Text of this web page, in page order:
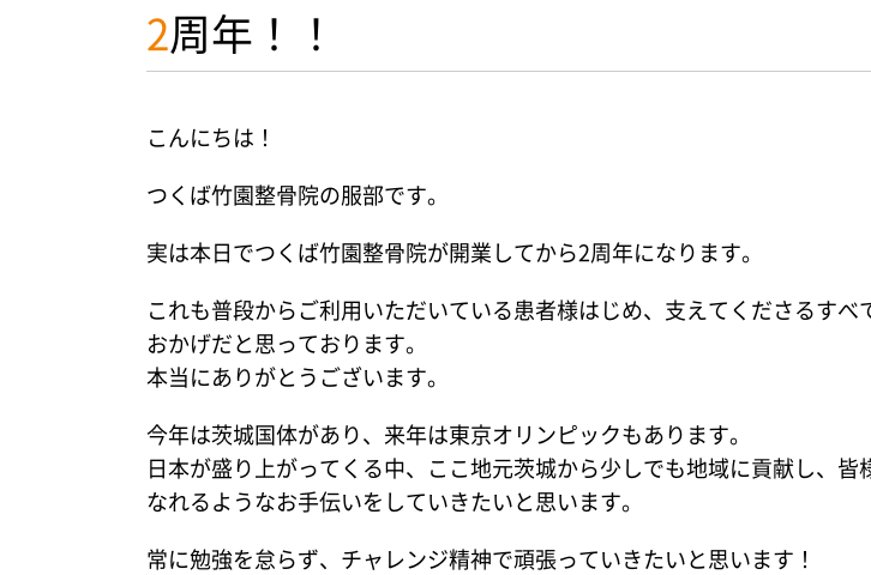
2周年！！
こんにちは！
つくば竹園整骨院の服部です。
実は本日でつくば竹園整骨院が開業してから2周年になります。
これも普段からご利用いただいている患者様はじめ、支えてくださるすべ
おかげだと思っております。
本当にありがとうございます。
今年は茨城国体があり、来年は東京オリンピックもあります。
日本が盛り上がってくる中、ここ地元茨城から少しでも地域に貢献し、皆
なれるようなお手伝いをしていきたいと思います。
常に勉強を怠らず、チャレンジ精神で頑張っていきたいと思います！